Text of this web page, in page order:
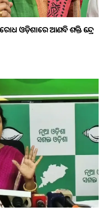
ଓଡ଼ିଶାରେ ଆଣବିକ ଶକ୍ତି କେନ୍ଦ୍ର